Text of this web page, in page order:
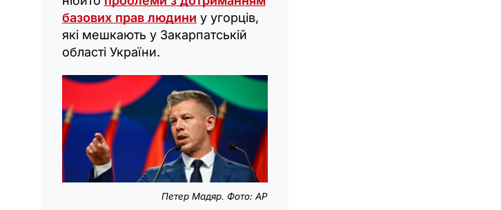
базових прав людини у угорців,
які мешкають у Закарпатській
області України.
Петер Мадяр. Фото: AP